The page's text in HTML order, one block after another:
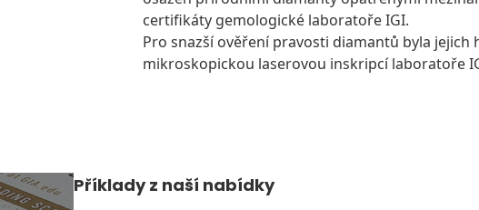
certifikáty gemologické laboratoře IGI.
Pro snazší ověření pravosti diamantů byla jejich
mikroskopickou laserovou inskripcí laboratoře
Příklady z naší nabídky